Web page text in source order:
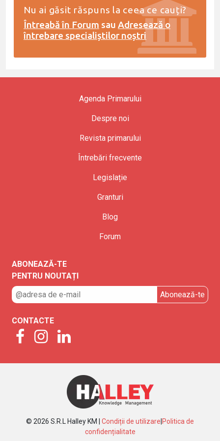
Nu ai găsit răspuns la ceea ce cauți?
Întreabă în Forum sau Adresează o
întrebare specialiștilor noștri
Agenda Primarului
Despre noi
Revista primarului
Întrebări frecvente
Legislație
Granturi
Blog
Forum
ABONEAZĂ-TE
PENTRU NOUTAȚI
CONTACTE
© 2026 S.R.L Halley KM | Condiții de utilizare Politica de
confidențialitate